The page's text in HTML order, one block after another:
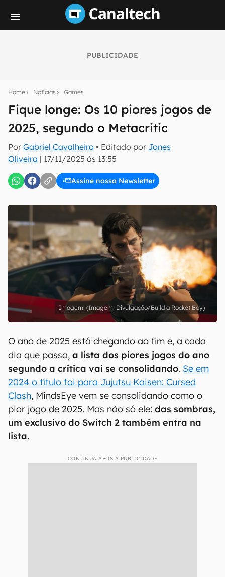
PUBLICIDADE
Home Notícias Games
Fique longe: Os 10 piores jogos de
2025, segundo o Metacritic
Por Gabriel Cavalheiro • Editado por Jones
Oliveira | 17/11/2025 às 13:55
Assine nossa Newsletter
notícias e reviews sobre tecnologia em primeira
E-mail
Uso e Política de Privacidade do Canaltech.
(Imagem: Divulgação/Build a Rocket Boy)
O ano de 2025 está chegando ao fim e, a cada
dia que passa, a lista dos piores jogos do ano
segundo a crítica vai se consolidando. Se em
2024 o título foi para Jujutsu Kaisen: Cursed
Clash, MindsEye vem se consolidando como o
pior jogo de 2025. Mas não só ele: das sombras,
um exclusivo do Switch 2 também entra na
lista.
CONTINUA APÓS A PUBLICIDADE